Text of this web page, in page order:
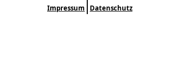
Impressum Datenschutz